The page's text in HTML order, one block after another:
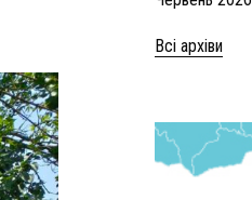
Всі архіви